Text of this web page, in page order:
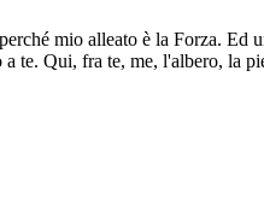
mio alleato è la Forza. Ed
te. Qui, fra te, me, l'albero, la